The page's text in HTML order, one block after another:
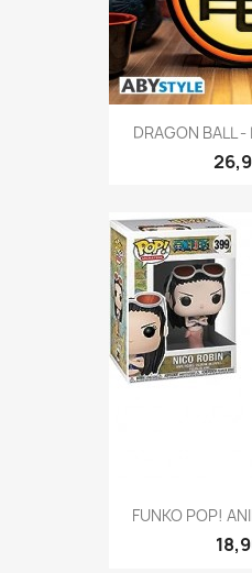
DRAGON BALL
FUNKO POP!